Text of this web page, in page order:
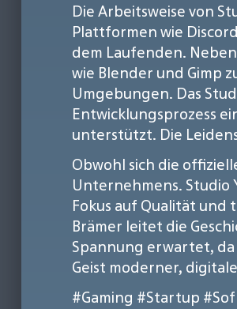
Die Arbeitsweise von
Plattformen wie
dem Laufenden.
wie Blender und Gimp
Umgebungen. Das
Entwicklungsprozess
unterstützt. Die
Obwohl sich die
Unternehmens. Studio
Fokus auf Qualität
Brämer leitet die
Spannung erwartet,
Geist moderner,
#Gaming #Startup